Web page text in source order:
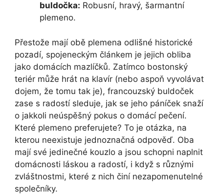
buldočka: Robusní, hravý, šarmantní
plemeno.
Přestože mají obě plemena odlišné historické
pozadí, spojeneckým článkem je jejich obliba
jako domácích mazlíčků. ​Zatímco bostonský
teriér může hrát na klavír (nebo aspoň vyvolávat
dojem, že tomu⁤ tak je), francouzský buldoček
zase s radostí sleduje,‌ jak⁣ se jeho ⁢páníček snaží
o jakkoli neúspěšný pokus‌ o domácí pečení.
Které plemeno preferujete? To‍ je otázka, na
kterou​ neexistuje jednoznačná odpověď. Oba
mají své jedinečné kouzlo a jsou schopni naplnit
domácnosti láskou ‍a ‍radostí, i‍ když s různými
zvláštnostmi, které z nich činí nezapomenutelné⁢
společníky.